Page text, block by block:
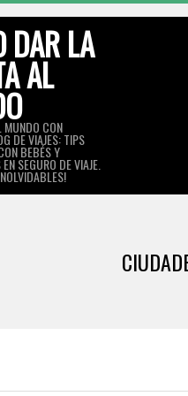
DAR LA
AL
MUNDO CON
DE VIAJES: TIPS
BEBÉS Y
SEGURO DE VIAJE.